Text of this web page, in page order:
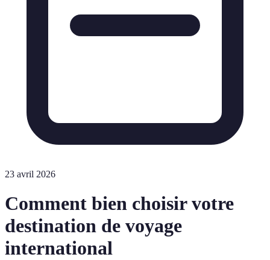
23 avril 2026
Comment bien choisir votre
destination de voyage
international